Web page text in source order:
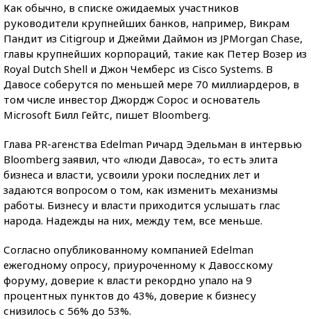
Как обычно, в списке ожидаемых участников
руководители крупнейших банков, например, Викрам
Пандит из Citigroup и Джейми Даймон из JPMorgan Chase,
главы крупнейших корпораций, такие как Петер Возер из
Royal Dutch Shell и Джон Чемберс из Cisco Systems. В
Давосе соберутся по меньшей мере 70 миллиардеров, в
том числе инвестор Джордж Сорос и основатель
Microsoft Билл Гейтс, пишет Bloomberg.
Глава PR-агенства Edelman Ричард Эдельман в интервью
Bloomberg заявил, что «люди Давоса», то есть элита
бизнеса и власти, усвоили уроки последних лет и
задаются вопросом о том, как изменить механизмы
работы. Бизнесу и власти приходится услышать глас
народа. Надежды на них, между тем, все меньше.
Согласно опубликованному компанией Edelman
ежегодному опросу, приуроченному к Давосскому
форуму, доверие к власти рекордно упало на 9
процентных пунктов до 43%, доверие к бизнесу
снизилось с 56% до 53%.